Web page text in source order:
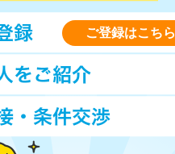
ご登録はこちら